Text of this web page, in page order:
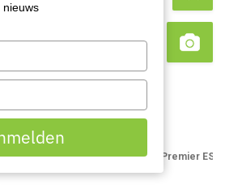
Search
Beroepskleding Sika 202210 Premier
nieuws